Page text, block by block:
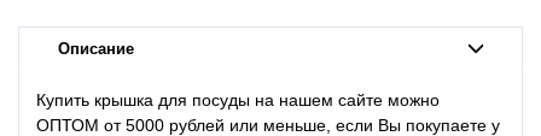
Описание
Купить крышка для посуды на нашем сайте можно
ОПТОМ от 5000 рублей или меньше, если Вы покупаете у